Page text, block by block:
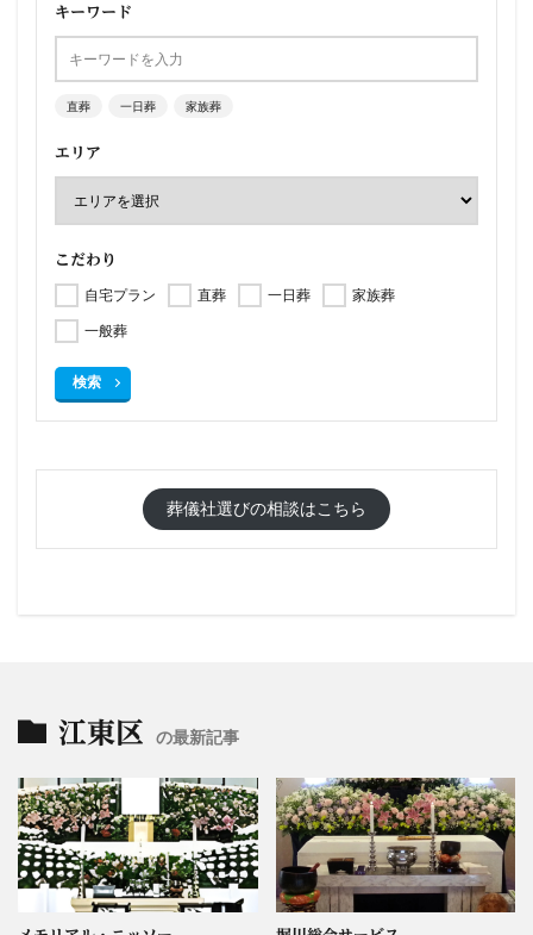
キーワード
直葬 一日葬 家族葬
エリア
こだわり
自宅プラン 直葬 一日葬
家族葬
一般葬
検索
葬儀社選びの相談はこちら
江東区 の最新記事